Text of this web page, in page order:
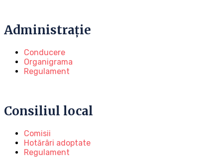
Administrație
Conducere
Organigrama
Regulament
Consiliul local
Comisii
Hotărâri adoptate
Regulament